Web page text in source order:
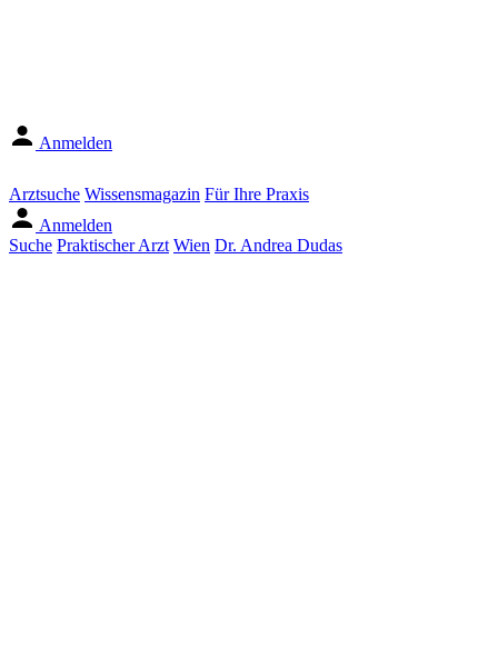
Anmelden
Arztsuche Wissensmagazin Für Ihre Praxis
Anmelden
Suche Praktischer Arzt Wien Dr. Andrea Dudas